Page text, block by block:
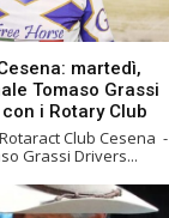
martedì,
Tomaso Grassi
i Rotary Club
Club Cesena -
Grassi Drivers...